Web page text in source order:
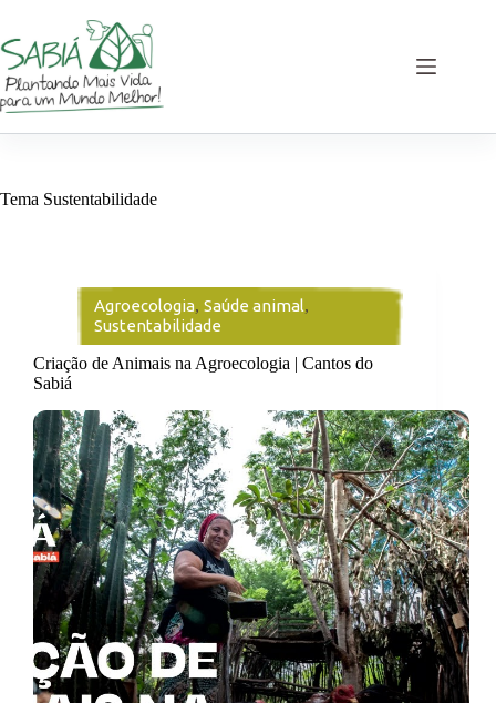
o
conteúdo
Tema Sustentabilidade
Agroecologia, Saúde animal,
Sustentabilidade
Criação de Animais na Agroecologia | Cantos do
Sabiá